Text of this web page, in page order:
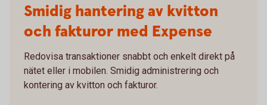
Smidig hantering av kvitton
och fakturor med Expense
Redovisa transaktioner snabbt och enkelt direkt på
nätet eller i mobilen. Smidig administrering och
kontering av kvitton och fakturor.